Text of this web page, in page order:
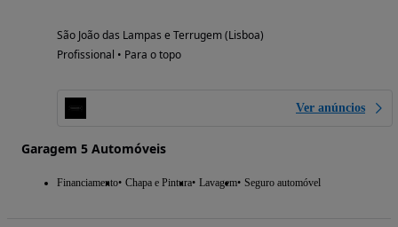
São João das Lampas e Terrugem (Lisboa)
Profissional • Para o topo
Ver anúncios
Garagem 5 Automóveis
Financiamento Chapa e Pintura Lavagem Seguro automóvel